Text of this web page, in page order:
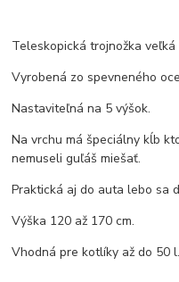
Teleskopická trojnožka
Vyrobená zo spevneného
Nastaviteľná na 5 výšok.
Na vrchu má špeciálny kĺb
nemuseli guľáš miešať.
Praktická aj do auta lebo sa
Výška 120 až 170 cm.
Vhodná pre kotlíky až do 50 l.